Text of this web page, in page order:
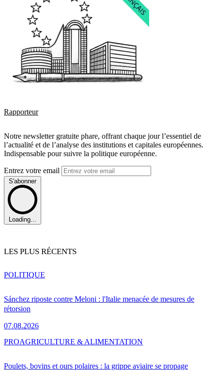
Rapporteur
Notre newsletter gratuite phare, offrant chaque jour l’essentiel de
l’actualité et de l’analyse des institutions et capitales européennes.
Indispensable pour suivre la politique européenne.
Entrez votre email
S'abonner
Loading...
LES PLUS RÉCENTS
Sánchez riposte contre Meloni : l'Italie menacée de mesures de
rétorsion
07.08.2026
POLITIQUE
Poulets, bovins et ours polaires : la grippe aviaire se propage
PROAGRICULTURE & ALIMENTATION